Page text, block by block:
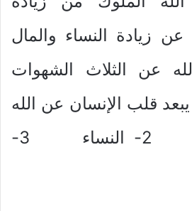
عن زيادة النساء والمال
عن الثلاث الشهوات
قلب الإنسان عن الله
وهى 1- القوة 2- النساء 3-